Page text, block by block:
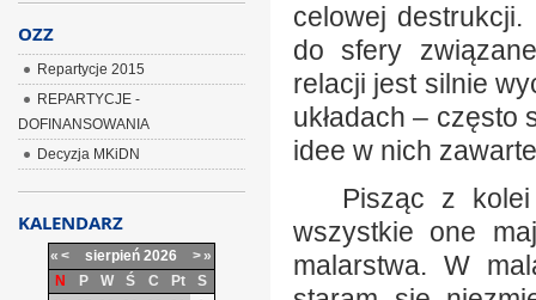
celowej destrukcji.
do sfery
relacji jest silnie
układach – często
idee w nich
Pisząc z kolei
wszystkie one
malarstwa. W
OZZ
Repartycje 2015
REPARTYCJE -
DOFINANSOWANIA
Decyzja MKiDN
KALENDARZ
« < sierpień 2026 >»
N
P W Ś C Pt
S